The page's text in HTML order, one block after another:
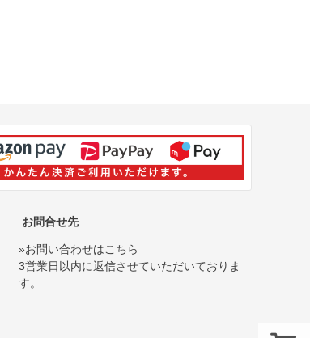
お問合せ先
»お問い合わせはこちら
3営業日以内に返信させていただいておりま
す。